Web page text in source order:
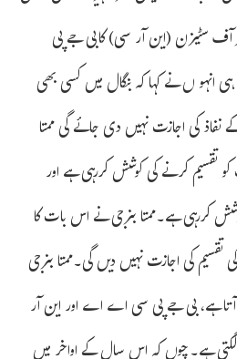
سٹیزن (این آر سی) کابی جے پی
انہو ں نے کہا کہ بنگال میں کسی بھی
کی اجازت نہیں دی جائے گی ممتا
تقسیم کرنے کی کوشش کررہی ہے اور
کررہی ہے۔ممتا بنرجی نے اس بات کا
تقسیم کی اجازت نہیں دیں گی۔ممتا بنرجی
ہے، بی جے پی سی اے اے اور این آر